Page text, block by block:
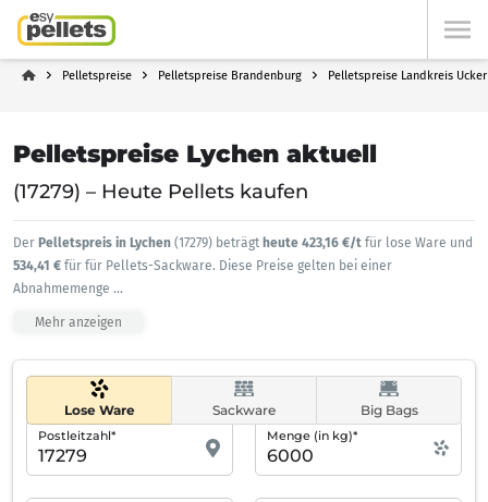
Pelletspreise Pelletspreise Brandenburg Pelletspreise Landkreis
Pelletspreise Lychen aktuell
(17279) – Heute Pellets kaufen
Der Pelletspreis in Lychen (17279) beträgt heute 423,16 €/t für lose Ware und
534,41 € für für Pellets-Sackware. Diese Preise gelten bei einer
Abnahmemenge ...
Mehr anzeigen
Lose Ware Sackware Big Bags
Postleitzahl* Menge (in kg)*